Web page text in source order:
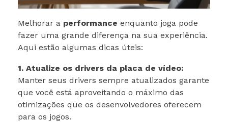
Melhorar a performance enquanto joga pode
fazer uma grande diferença na sua experiência.
Aqui estão algumas dicas úteis:
1. Atualize os drivers da placa de vídeo:
Manter seus drivers sempre atualizados garante
que você está aproveitando o máximo das
otimizações que os desenvolvedores oferecem
para os jogos.